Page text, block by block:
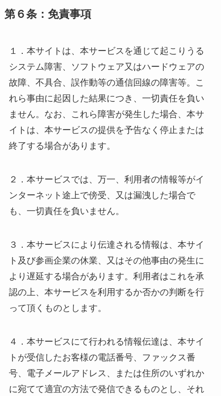
第６条：免責事項
１．本サイトは、本サービスを通じて起こりうる
システム障害、ソフトウェア又はハードウェアの
故障、不具合、誤作動等の通信回線の障害等。こ
れら事由に起因した結果につき、一切責任を負い
ません。なお、これら障害が発生した場合、本サ
イトは、本サービスの提供を予告なく停止または
終了する場合があります。
２．本サービスでは、万一、利用者の情報等がイ
ンターネット途上で傍受、又は漏洩した場合で
も、一切責任を負いません。
３．本サービスにより伝達される情報は、本サイ
ト及び参画企業の休業、又はその他事由の発生に
より遅延する場合があります。利用者はこれを承
認の上、本サービスを利用するか否かの判断を行
って頂くものとします。
４．本サービスにて行われる情報伝達は、本サイ
トが受信したお客様の電話番号、ファックス番
号、電子メールアドレス、または住所のいずれか
に宛てて適宜の方法で発信できるものとし、それ